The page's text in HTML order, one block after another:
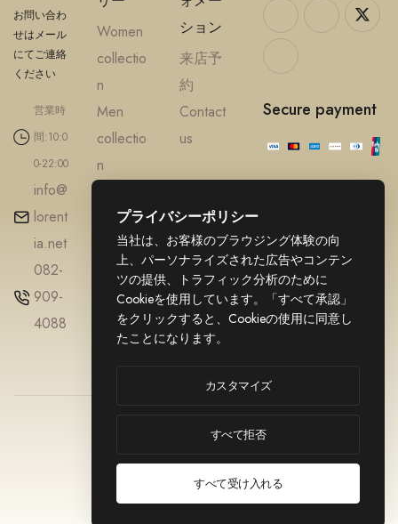
お問い合わ
せはメール
にてご連絡
ください
営業時
間:10:0
0-22:00
info@
lorent
ia.net
082-
909-
4088
Women
collectio
n
Men
collectio
n
ries
Diamond
Gold
jewellery
ション
来店予
約
Contact
us
Secure payment
Rights Reserved.
プライバシーポ
特定商取引法に
基づく表記
プライバシーポリシー
当社は、お客様のブラウジング体験の向
上、パーソナライズされた広告やコンテン
ツの提供、トラフィック分析のために
Cookieを使用しています。「すべて承認」
をクリックすると、Cookieの使用に同意し
たことになります。
カスタマイズ
すべて拒否
すべて受け入れる